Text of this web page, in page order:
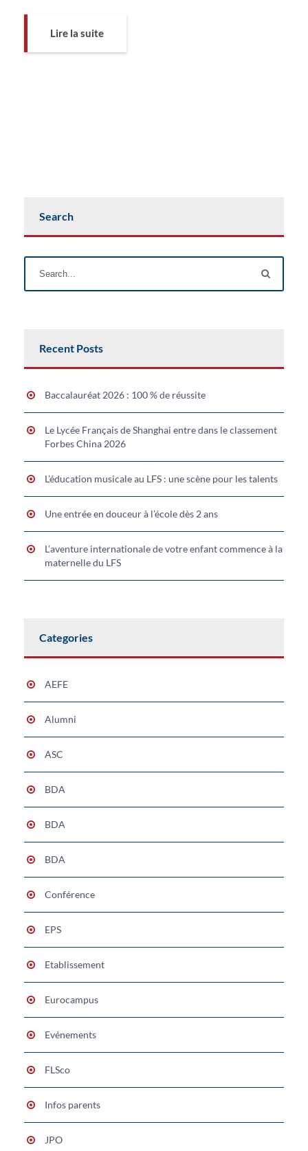
Lire la suite
Search
Recent Posts
Baccalauréat 2026 : 100 % de réussite
Le Lycée Français de Shanghai entre dans le classement
Forbes China 2026
L’éducation musicale au LFS : une scène pour les talents
Une entrée en douceur à l’école dès 2 ans
L’aventure internationale de votre enfant commence à la
maternelle du LFS
Categories
AEFE
Alumni
ASC
BDA
BDA
BDA
Conférence
EPS
Etablissement
Eurocampus
Evénements
FLSco
Infos parents
JPO